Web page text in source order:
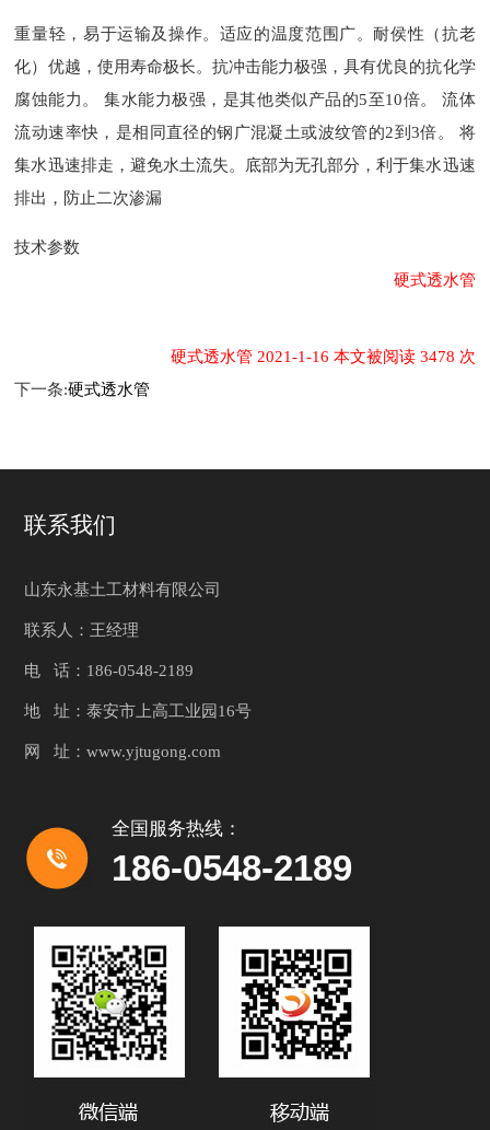
重量轻，易于运输及操作。适应的温度范围广。耐侯性（抗老
化）优越，使用寿命极长。抗冲击能力极强，具有优良的抗化学
腐蚀能力。 集水能力极强，是其他类似产品的5至10倍。 流体
流动速率快，是相同直径的钢广混凝土或波纹管的2到3倍。 将
集水迅速排走，避免水土流失。底部为无孔部分，利于集水迅速
排出，防止二次渗漏
技术参数
硬式透水管
硬式透水管 2021-1-16 本文被阅读 3478 次
下一条:硬式透水管
联系我们
山东永基土工材料有限公司
联系人：王经理
电 话：186-0548-2189
地 址：泰安市上高工业园16号
网 址：www.yjtugong.com
全国服务热线：
186-0548-2189